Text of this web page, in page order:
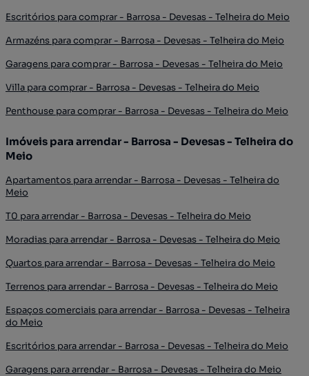
Escritórios para comprar - Barrosa - Devesas - Telheira do Meio
Armazéns para comprar - Barrosa - Devesas - Telheira do Meio
Garagens para comprar - Barrosa - Devesas - Telheira do Meio
Villa para comprar - Barrosa - Devesas - Telheira do Meio
Penthouse para comprar - Barrosa - Devesas - Telheira do Meio
Imóveis para arrendar - Barrosa - Devesas - Telheira do
Meio
Apartamentos para arrendar - Barrosa - Devesas - Telheira do
Meio
T0 para arrendar - Barrosa - Devesas - Telheira do Meio
Moradias para arrendar - Barrosa - Devesas - Telheira do Meio
Quartos para arrendar - Barrosa - Devesas - Telheira do Meio
Terrenos para arrendar - Barrosa - Devesas - Telheira do Meio
Espaços comerciais para arrendar - Barrosa - Devesas - Telheira
do Meio
Escritórios para arrendar - Barrosa - Devesas - Telheira do Meio
Garagens para arrendar - Barrosa - Devesas - Telheira do Meio